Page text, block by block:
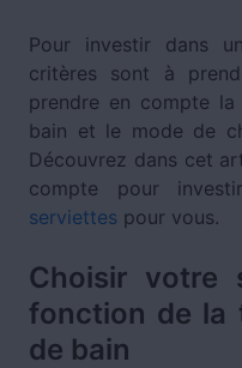
Pour investir dans
critères sont à
prendre en compte
bain et le mode de
Découvrez dans cet
compte pour
serviettes pour vous.
Choisir votre
fonction de la
de bain